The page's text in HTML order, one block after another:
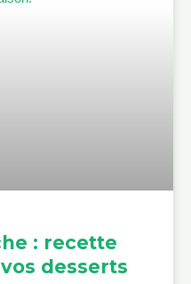
: recette
desserts